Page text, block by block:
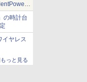
の時計台
イヤレス
もっと見る